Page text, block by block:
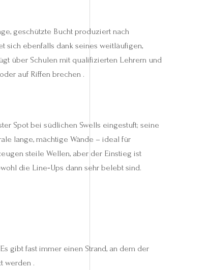
geschützte Bucht produziert nach
sich ebenfalls dank seines weitläufigen,
über Schulen mit qualifizierten Lehrern und
auf Riffen brechen .
Spot bei südlichen Swells eingestuft; seine
lange, mächtige Wände – ideal für
steile Wellen, aber der Einstieg ist
die Line‑Ups dann sehr belebt sind.
gibt fast immer einen Strand, an dem der
werden .